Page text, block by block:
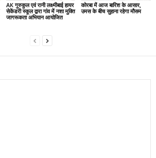
AK गुरुकुल एवं रानी लक्ष्मीबाई हायर
सेकेंडरी स्कूल द्वारा गांव में नशा मुक्ति
जागरूकता अभियान आयोजित
कोरबा में आज बारिश के आसार,
उमस के बीच सुहाना रहेगा मौसम